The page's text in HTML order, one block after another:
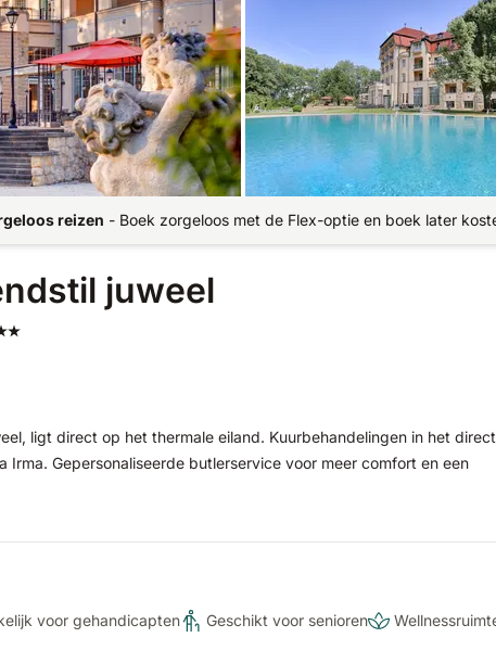
reizen - Boek zorgeloos met de Flex-optie en boek later
juweel
ligt direct op het thermale eiland. Kuurbehandelingen in het direct
Gepersonaliseerde butlerservice voor meer comfort en een
voor gehandicapten Geschikt voor senioren